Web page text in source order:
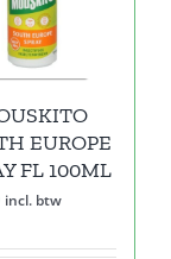
EUROPE
FL 100ML
incl. btw